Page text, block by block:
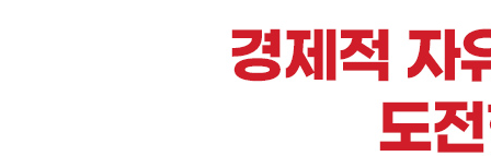
6장 가족 사업의 위험과 기회
가족과 함께 일할 수 있는가? 그건 바람직한가?
시대에 뒤떨어져 보이는 사업│어른이 되어도,